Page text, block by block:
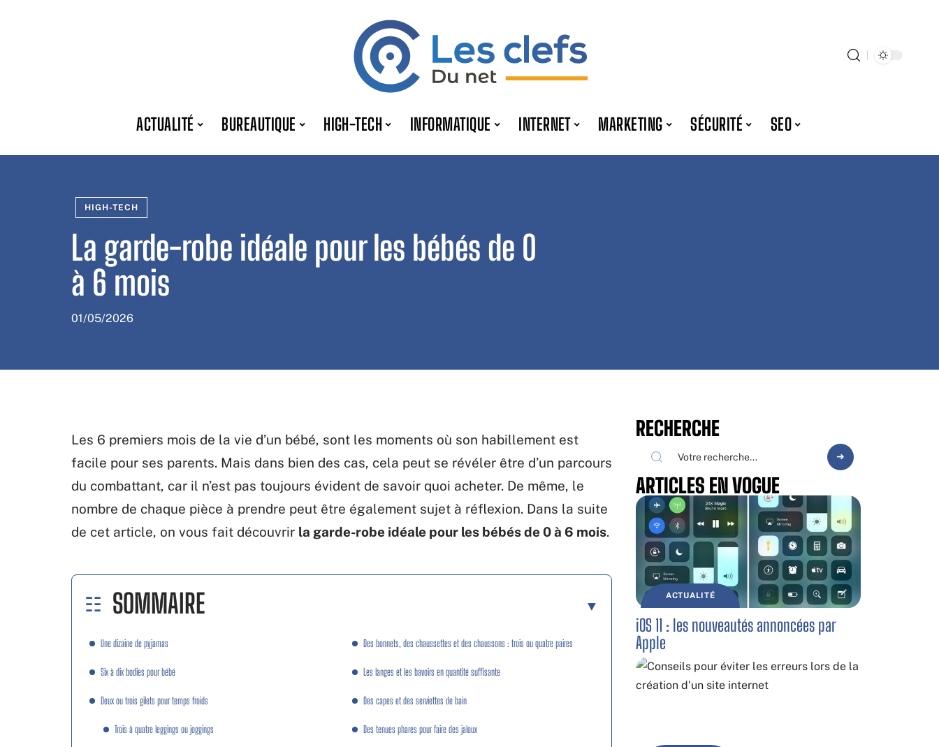
ACTUALITÉ BUREAUTIQUE HIGH-TECH INFORMATIQUE INTERNET MARKETING SÉCURITÉ SEO
HIGH-TECH
La garde-robe idéale pour les bébés de 0
à 6 mois
01/05/2026
Les 6 premiers mois de la vie d’un bébé, sont les moments où son habillement est
facile pour ses parents. Mais dans bien des cas, cela peut se révéler être d’un parcours
du combattant, car il n’est pas toujours évident de savoir quoi acheter. De même, le
nombre de chaque pièce à prendre peut être également sujet à réflexion. Dans la suite
de cet article, on vous fait découvrir la garde-robe idéale pour les bébés de 0 à 6 mois.
SOMMAIRE
Une dizaine de pyjamas
Six à dix bodies pour bébé
Deux ou trois gilets pour temps froids
Trois à quatre leggings ou joggings
Des bonnets, des chaussettes et des chaussons : trois ou quatre paires
Les langes et les bavoirs en quantité suffisante
Des capes et des serviettes de bain
Des tenues phares pour faire des jaloux
RECHERCHE
ARTICLES EN VOGUE
ACTUALITÉ
iOS 11 : les nouveautés annoncées par
Apple